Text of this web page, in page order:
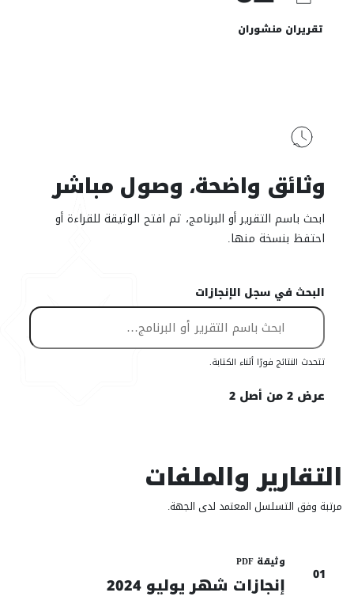
تقريران منشوران
وثائق واضحة، وصول مباشر
ابحث باسم التقرير أو البرنامج، ثم افتح الوثيقة للقراءة أو
احتفظ بنسخة منها.
البحث في سجل الإنجازات
تتحدث النتائج فورًا أثناء الكتابة.
عرض 2 من أصل 2
التقارير والملفات
مرتبة وفق التسلسل المعتمد لدى الجهة.
01
وثيقة PDF
إنجازات شهر يوليو 2024